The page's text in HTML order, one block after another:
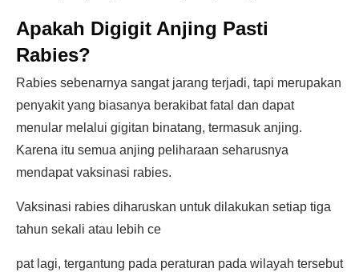
Apakah Digigit Anjing Pasti
Rabies?
Rabies sebenarnya sangat jarang terjadi, tapi merupakan
penyakit yang biasanya berakibat fatal dan dapat
menular melalui gigitan binatang, termasuk anjing.
Karena itu semua anjing peliharaan seharusnya
mendapat vaksinasi rabies.
Vaksinasi rabies diharuskan untuk dilakukan setiap tiga
tahun sekali atau lebih ce
pat lagi, tergantung pada peraturan pada wilayah tersebut